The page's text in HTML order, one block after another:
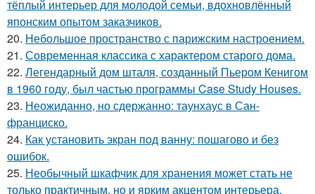
тёплый интерьер для молодой семьи, вдохновлённый
японским опытом заказчиков.
20. Небольшое пространство с парижским настроением.
21. Современная классика с характером старого дома.
22. Легендарный дом шталя, созданный Пьером Кенигом
в 1960 году, был частью программы Case Study Houses.
23. Неожиданно, но сдержанно: таунхаус в Сан-
франциско.
24. Как установить экран под ванну: пошагово и без
ошибок.
25. Необычный шкафчик для хранения может стать не
только практичным, но и ярким акцентом интерьера.